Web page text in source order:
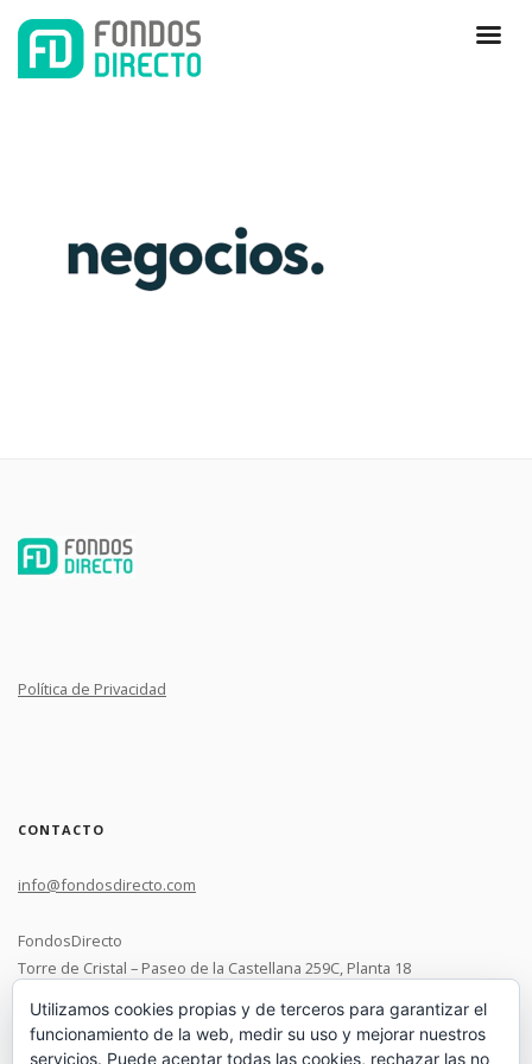
Política de Privacidad
CONTACTO
info@fondosdirecto.com
FondosDirecto
Torre de Cristal – Paseo de la Castellana 259C, Planta 18
+34 91 119 0537
Utilizamos cookies propias y de terceros para garantizar el
funcionamiento de la web, medir su uso y mejorar nuestros
servicios. Puede aceptar todas las cookies, rechazar las no